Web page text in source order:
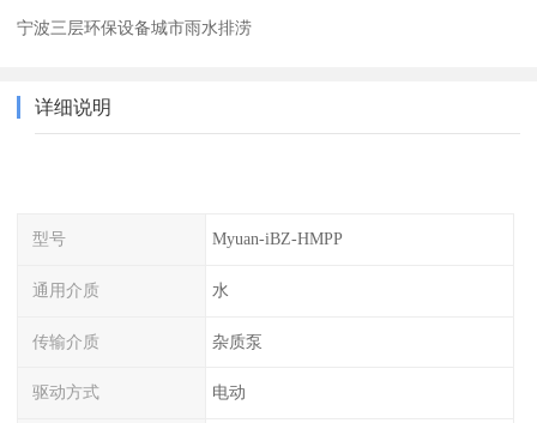
宁波三层环保设备城市雨水排涝
详细说明
型号 Myuan-iBZ-HMPP
通用介质 水
传输介质 杂质泵
驱动方式 电动